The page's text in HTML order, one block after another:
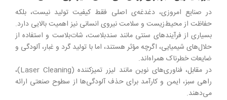
در صنایع امروزی، دغدغه‌ی اصلی فقط کیفیت تولید نیست، بلکه
حفاظت از محیط‌زیست و سلامت نیروی انسانی نیز اهمیت بالایی دارد.
بسیاری از فرآیندهای سنتی مانند سندبلاست، شات‌بلاست و استفاده از
حلال‌های شیمیایی، اگرچه مؤثر هستند، اما با تولید گرد و غبار، آلودگی و
ضایعات خطرناک همراه‌اند.
در مقابل، فناوری‌های نوین مانند لیزر تمیزکننده (Laser Cleaning)،
راهی سبز، ایمن و کارآمد برای حذف آلودگی‌ها از سطوح صنعتی ارائه
می‌دهند.